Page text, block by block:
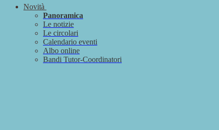
Novità
Panoramica
Le notizie
Le circolari
Calendario eventi
Albo online
Bandi Tutor-Coordinatori